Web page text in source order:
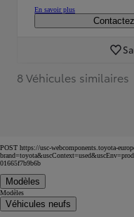
En savoir plus
8 Véhicules similaires
POST https://usc-webcomponents.toyota-
01665f7b9b6b
Modèles
Modèles
Véhicules neufs